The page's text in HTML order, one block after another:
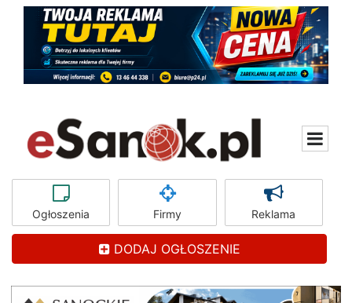
Ogłoszenia Firmy Reklama
DODAJ OGŁOSZENIE